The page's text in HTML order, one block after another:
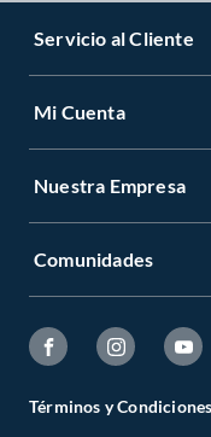
Servicio al Cliente
Mi Cuenta
Nuestra Empresa
Comunidades
Términos y Condiciones